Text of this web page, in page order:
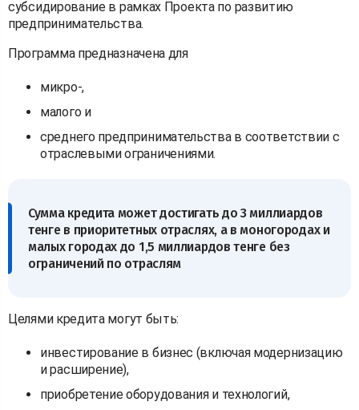
субсидирование в рамках Проекта по развитию
предпринимательства.
Программа предназначена для
микро-,
малого и
среднего предпринимательства в соответствии с
отраслевыми ограничениями.
Сумма кредита может достигать до 3 миллиардов
тенге в приоритетных отраслях, а в моногородах и
малых городах до 1,5 миллиардов тенге без
ограничений по отраслям
Целями кредита могут быть:
инвестирование в бизнес (включая модернизацию
и расширение),
приобретение оборудования и технологий,